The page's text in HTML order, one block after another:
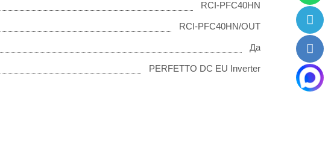
RCI-PFC40HN
RCI-PFC40HN/OUT
Да
PERFETTO DC EU Inverter